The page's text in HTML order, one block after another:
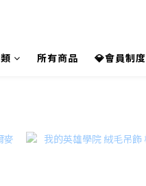
所有商品 💎會員制度